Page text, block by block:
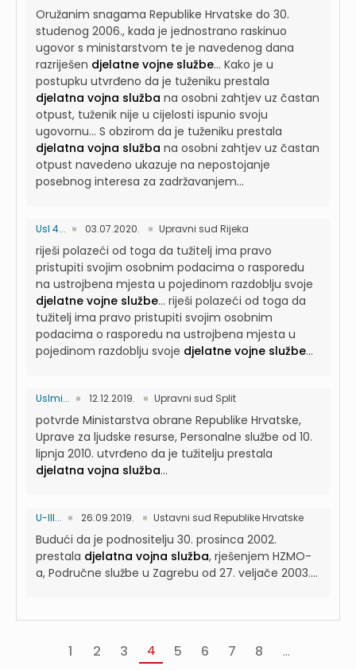
Oružanim snagama Republike Hrvatske do 30.
studenog 2006., kada je jednostrano raskinuo
ugovor s ministarstvom te je navedenog dana
razriješen djelatne vojne službe... Kako je u
postupku utvrđeno da je tuženiku prestala
djelatna vojna služba na osobni zahtjev uz častan
otpust, tuženik nije u cijelosti ispunio svoju
ugovornu... S obzirom da je tuženiku prestala
djelatna vojna služba na osobni zahtjev uz častan
otpust navedeno ukazuje na nepostojanje
posebnog interesa za zadržavanjem...
UsI 4... 03.07.2020. Upravni sud Rijeka
riješi polazeći od toga da tužitelj ima pravo
pristupiti svojim osobnim podacima o rasporedu
na ustrojbena mjesta u pojedinom razdoblju svoje
djelatne vojne službe... riješi polazeći od toga da
tužitelj ima pravo pristupiti svojim osobnim
podacima o rasporedu na ustrojbena mjesta u
pojedinom razdoblju svoje djelatne vojne službe...
UsImi... 12.12.2019. Upravni sud Split
potvrde Ministarstva obrane Republike Hrvatske,
Uprave za ljudske resurse, Personalne službe od 10.
lipnja 2010. utvrđeno da je tužitelju prestala
djelatna vojna služba...
U-III... 26.09.2019. Ustavni sud Republike Hrvatske
Budući da je podnositelju 30. prosinca 2002.
prestala djelatna vojna služba, rješenjem HZMO-
a, Područne službe u Zagrebu od 27. veljače 2003....
1 2 3 4 5 6 7 8 ...